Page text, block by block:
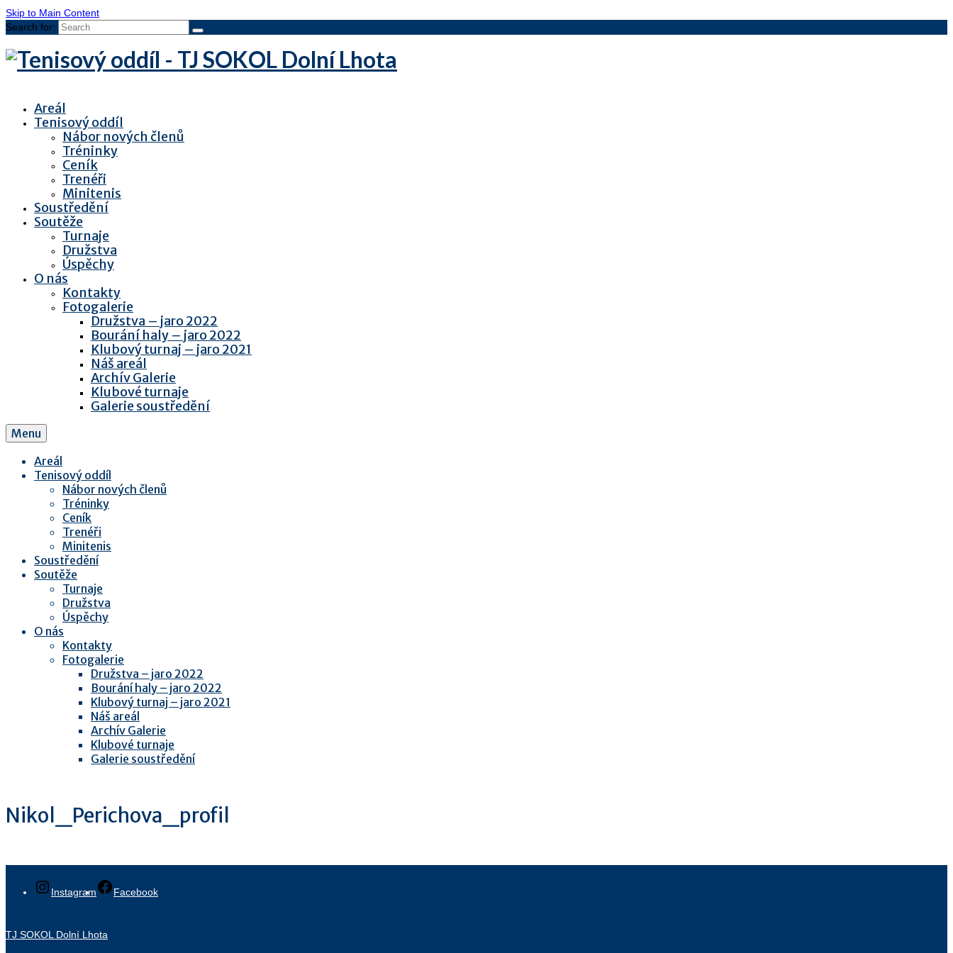
Skip to Main Content
Search for:
Areál
Tenisový oddíl
Nábor nových členů
Tréninky
Ceník
Trenéři
Minitenis
Soustředění
Soutěže
Turnaje
Družstva
Úspěchy
O nás
Kontakty
Fotogalerie
Družstva – jaro 2022
Bourání haly – jaro 2022
Klubový turnaj – jaro 2021
Náš areál
Archív Galerie
Klubové turnaje
Galerie soustředění
Menu
Areál
Tenisový oddíl
Nábor nových členů
Tréninky
Ceník
Trenéři
Minitenis
Soustředění
Soutěže
Turnaje
Družstva
Úspěchy
O nás
Kontakty
Fotogalerie
Družstva – jaro 2022
Bourání haly – jaro 2022
Klubový turnaj – jaro 2021
Náš areál
Archív Galerie
Klubové turnaje
Galerie soustředění
Nikol_Perichova_profil
Instagram Facebook
TJ SOKOL Dolní Lhota